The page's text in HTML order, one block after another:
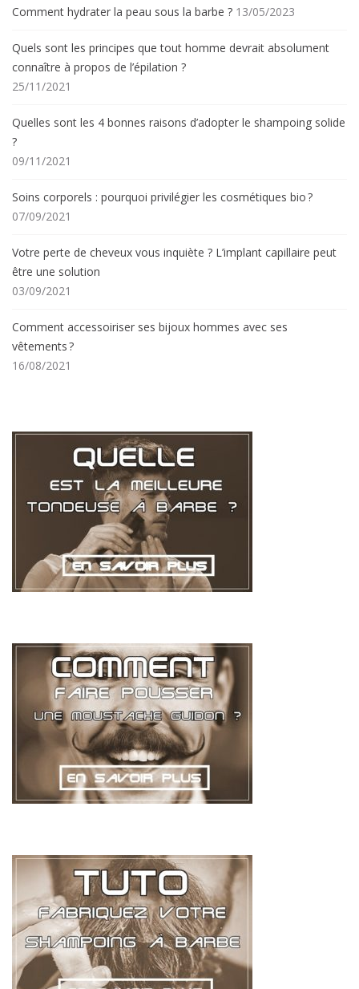
Comment hydrater la peau sous la barbe ? 13/05/2023
Quels sont les principes que tout homme devrait absolument
connaître à propos de l’épilation ?
25/11/2021
Quelles sont les 4 bonnes raisons d’adopter le shampoing solide
?
09/11/2021
Soins corporels : pourquoi privilégier les cosmétiques bio ?
07/09/2021
Votre perte de cheveux vous inquiète ? L’implant capillaire peut
être une solution
03/09/2021
Comment accessoiriser ses bijoux hommes avec ses
vêtements ?
16/08/2021